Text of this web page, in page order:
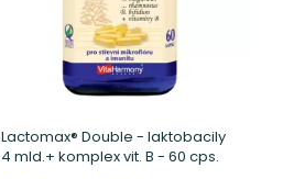
Lactomax® Double - laktobacily
4 mld.+ komplex vit. B - 60 cps.